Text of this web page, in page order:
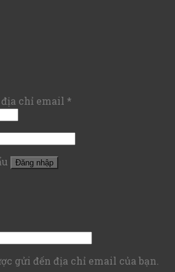
chỉ email *
Đăng nhập
gửi đến địa chỉ email của bạn.